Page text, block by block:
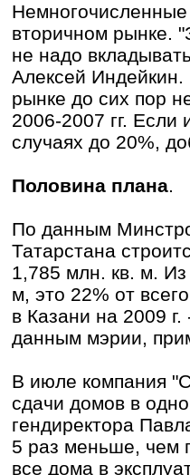
вторичном рынке.
не надо
Алексей
рынке до сих пор
2006-2007 гг. Если
случаях до 20%,
Половина плана.
По данным
Татарстана
1,785 млн. кв. м.
м, это 22% от
в Казани на 2009
данным мэрии,
В июле компания
сдачи домов в
гендиректора
5 раз меньше, чем
все дома в